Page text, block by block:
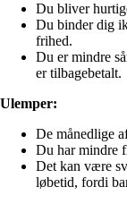
Du bliver
Du binder dig
frihed.
Du er mindre
er tilbagebetalt.
Ulemper:
De månedlige
Du har mindre
Det kan være
løbetid, fordi